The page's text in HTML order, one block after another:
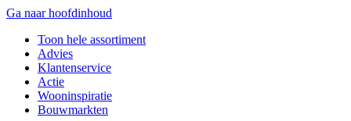
Ga naar hoofdinhoud
Toon hele assortiment
Advies
Klantenservice
Actie
Wooninspiratie
Bouwmarkten